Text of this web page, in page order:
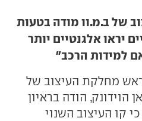
של ב.מ.וו מודה בטעות
יראו אלגנטיים יותר
למידות הרכב"
מחלקת העיצוב של
הוידונק, הודה בראיון
קו העיצוב השנוי